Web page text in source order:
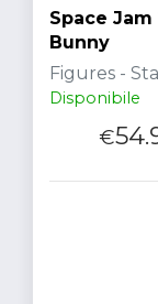
Space
Bunny
Figures -
Disponibile
€